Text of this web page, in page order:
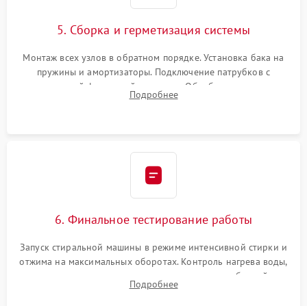
5. Сборка и герметизация системы
Монтаж всех узлов в обратном порядке. Установка бака на
пружины и амортизаторы. Подключение патрубков с
надежной фиксацией хомутами. Обработка стыков
герметиком для предотвращения возможных протечек воды.
Подробнее
6. Финальное тестирование работы
Запуск стиральной машины в режиме интенсивной стирки и
отжима на максимальных оборотах. Контроль нагрева воды,
корректности слива, отсутствия излишних вибраций,
посторонних стуков и протечек под корпусом.
Подробнее